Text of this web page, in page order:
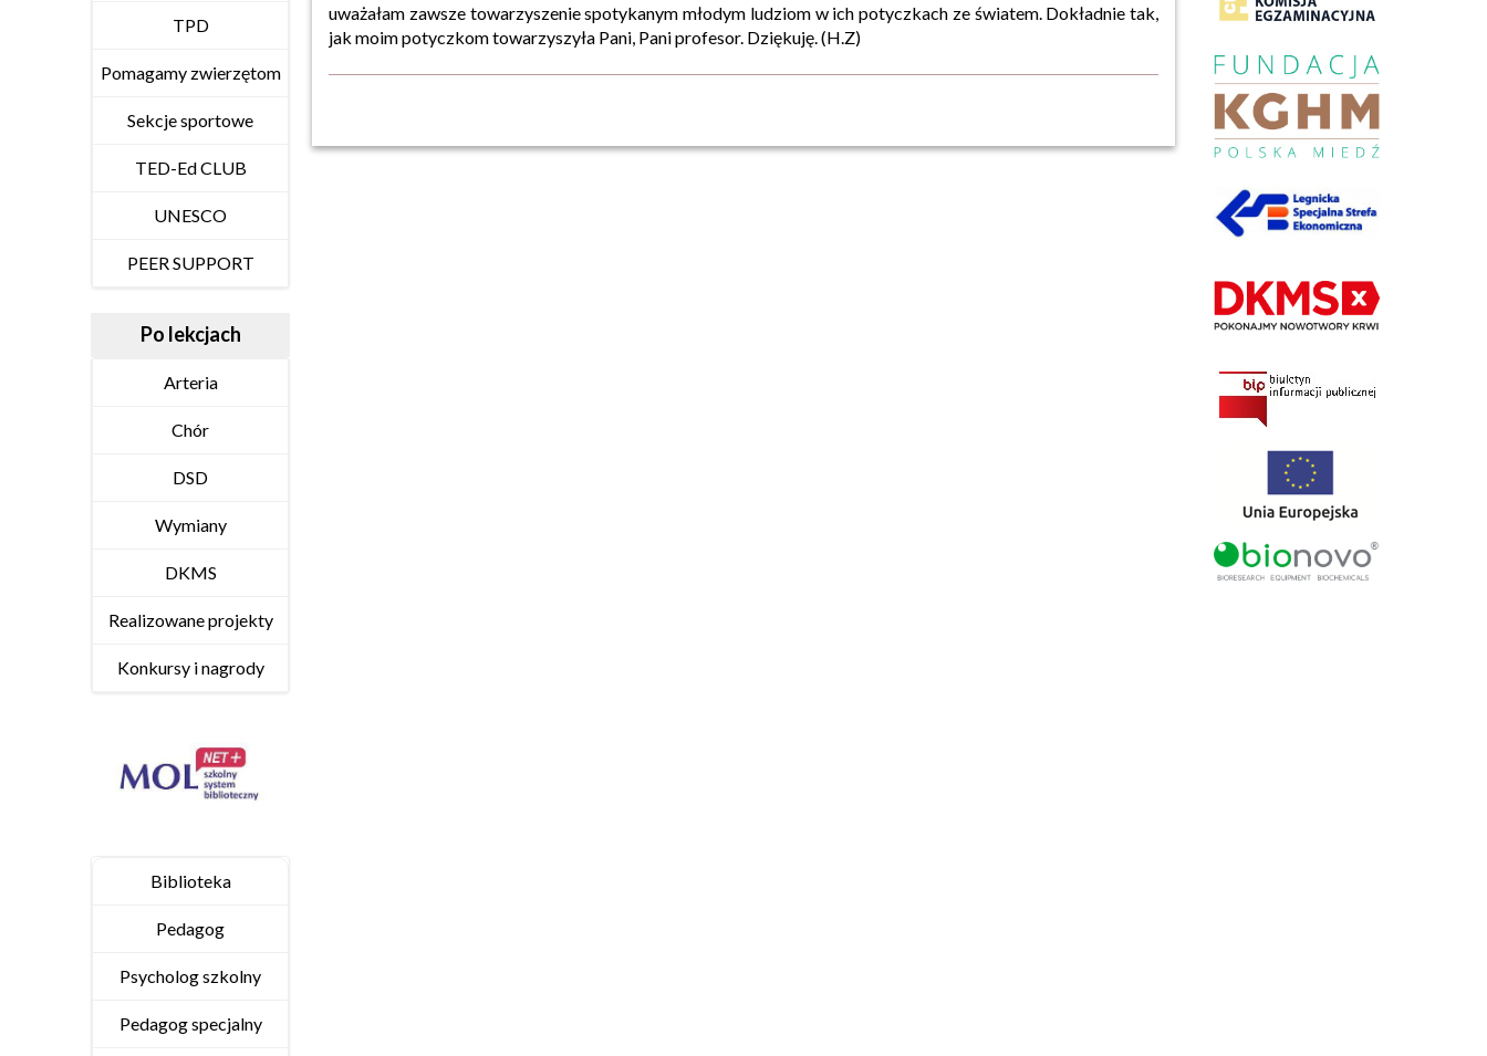
TPD
Pomagamy zwierzętom
Sekcje sportowe
TED-Ed CLUB
UNESCO
PEER SUPPORT
Po lekcjach
Arteria
Chór
DSD
Wymiany
DKMS
Realizowane projekty
Konkursy i nagrody
Biblioteka
Pedagog
Psycholog szkolny
Pedagog specjalny
uważałam zawsze towarzyszenie spotykanym młodym ludziom w ich potyczkach ze światem. Dokładnie tak,
jak moim potyczkom towarzyszyła Pani, Pani profesor. Dziękuję. (H.Z)